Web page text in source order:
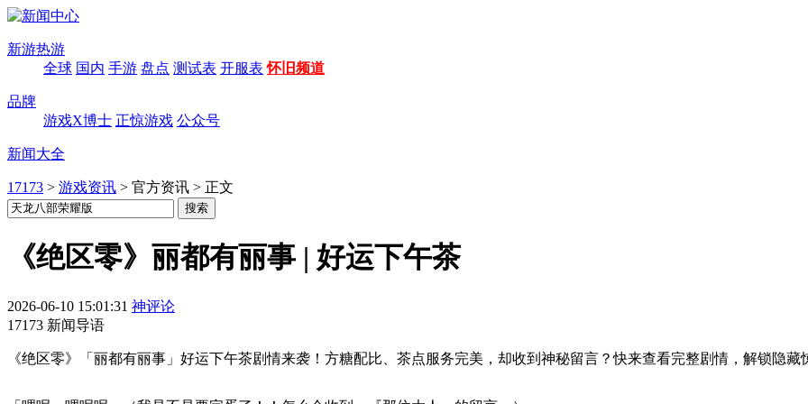
新游热游
全球 国内 手游 盘点 测试表 开服表 怀旧频道
品牌
游戏X博士 正惊游戏 公众号
新闻大全
17173 > 游戏资讯 > 官方资讯 > 正文
《绝区零》丽都有丽事 | 好运下午茶
2026-06-10 15:01:31 神评论
17173 新闻导语
《绝区零》「丽都有丽事」好运下午茶剧情来袭！方糖配比、茶点服务完美，却收到神秘留言？快来查看完整剧情，解锁隐藏